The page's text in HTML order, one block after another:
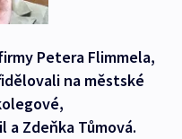
Petera Flimmela,
na městské
Zdeňka Tůmová.